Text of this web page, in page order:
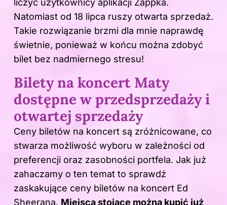
liczyć użytkownicy aplikacji Żappka.
Natomiast od 18 lipca ruszy otwarta sprzedaż.
Takie rozwiązanie brzmi dla mnie naprawdę
świetnie, ponieważ w końcu można zdobyć
bilet bez nadmiernego stresu!
Bilety na koncert Maty
dostępne w przedsprzedaży i
otwartej sprzedaży
Ceny biletów na koncert są zróżnicowane, co
stwarza możliwość wyboru w zależności od
preferencji oraz zasobności portfela. Jak już
zahaczamy o ten temat to sprawdź
zaskakujące ceny biletów na koncert Ed
Sheerana. Miejsca stojące można kupić już